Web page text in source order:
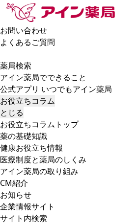
お問い合わせ
よくあるご質問
薬局検索
アイン薬局でできること
公式アプリ いつでもアイン薬局
お役立ちコラム
とじる
お役立ちコラムトップ
薬の基礎知識
健康お役立ち情報
医療制度と薬局のしくみ
アイン薬局の取り組み
CM紹介
お知らせ
企業情報サイト
サイト内検索